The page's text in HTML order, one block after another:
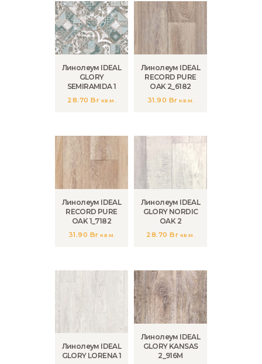
Линолеум IDEAL
GLORY
SEMIRAMIDA 1
28.70 Br кв.м.
Линолеум IDEAL
RECORD PURE
OAK 2_6182
31.90 Br кв.м.
Линолеум IDEAL
RECORD PURE
OAK 1_7182
31.90 Br кв.м.
Линолеум IDEAL
GLORY NORDIC
OAK 2
28.70 Br кв.м.
Линолеум IDEAL
GLORY LORENA 1
Линолеум IDEAL
GLORY KANSAS
2_916M